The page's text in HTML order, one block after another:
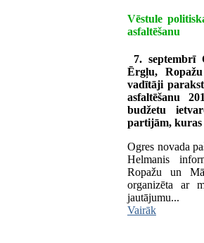
Vēstule
asfaltēšanu
7. septembrī
Ērgļu,
vadītāji
asfaltēšanu
budžetu
partijām, kuras
Ogres novada
Helmanis
Ropažu un
organizēta ar
jautājumu...
Vairāk